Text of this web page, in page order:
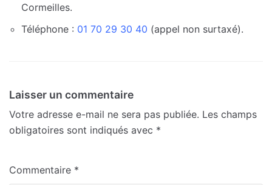
Cormeilles.
Téléphone : 01 70 29 30 40 (appel non surtaxé).
Laisser un commentaire
Votre adresse e-mail ne sera pas publiée. Les champs
obligatoires sont indiqués avec *
Commentaire *